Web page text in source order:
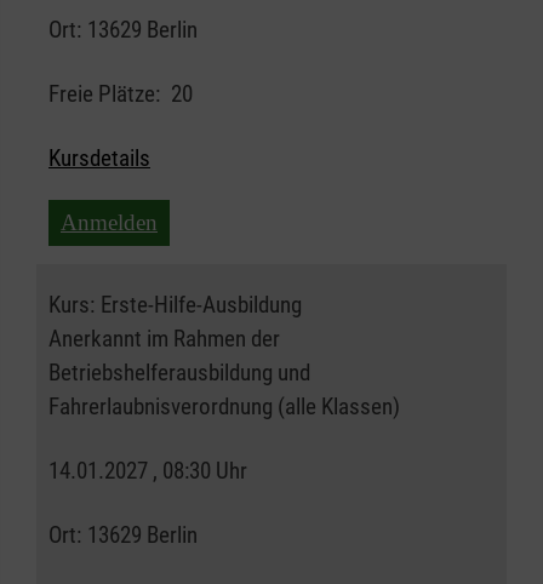
Ort: 13629 Berlin
Freie Plätze: 20
Kursdetails
Anmelden
Kurs: Erste-Hilfe-Ausbildung
Anerkannt im Rahmen der
Betriebshelferausbildung und
Fahrerlaubnisverordnung (alle Klassen)
14.01.2027 , 08:30 Uhr
Ort: 13629 Berlin